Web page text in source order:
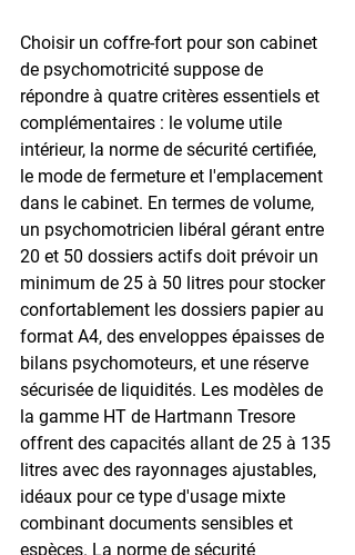
Choisir un coffre-fort pour son cabinet
de psychomotricité suppose de
répondre à quatre critères essentiels et
complémentaires : le volume utile
intérieur, la norme de sécurité certifiée,
le mode de fermeture et l'emplacement
dans le cabinet. En termes de volume,
un psychomotricien libéral gérant entre
20 et 50 dossiers actifs doit prévoir un
minimum de 25 à 50 litres pour stocker
confortablement les dossiers papier au
format A4, des enveloppes épaisses de
bilans psychomoteurs, et une réserve
sécurisée de liquidités. Les modèles de
la gamme HT de Hartmann Tresore
offrent des capacités allant de 25 à 135
litres avec des rayonnages ajustables,
idéaux pour ce type d'usage mixte
combinant documents sensibles et
espèces. La norme de sécurité